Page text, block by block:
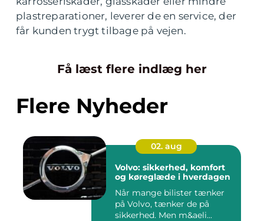
plastreparationer, leverer de en service, der
får kunden trygt tilbage på vejen.
Få læst flere indlæg her
Flere Nyheder
02. aug
Volvo: sikkerhed, komfort
og køreglæde i hverdagen
Når mange bilister tænker
på Volvo, tænker de på
sikkerhed. Men m&aeli...